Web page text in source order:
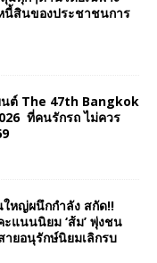
นี้สินของประชาชนการ
นต์ The 47th Bangkok
ที่คนรักรถ ไม่ควร
หญ่ผนึกกำลัง สกัด!!
ะแนนนิยม ‘ส้ม’ พุ่งชน
ายอนุรักษ์นิยมเลิกรบ